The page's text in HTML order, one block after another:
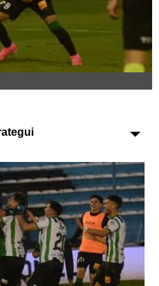
viral
Útiles
de urgencia